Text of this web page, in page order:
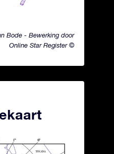
Bode - Bewerking door
Online Star Register ©